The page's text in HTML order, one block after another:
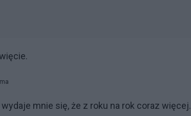
mnie się, że z roku na rok coraz więcej.